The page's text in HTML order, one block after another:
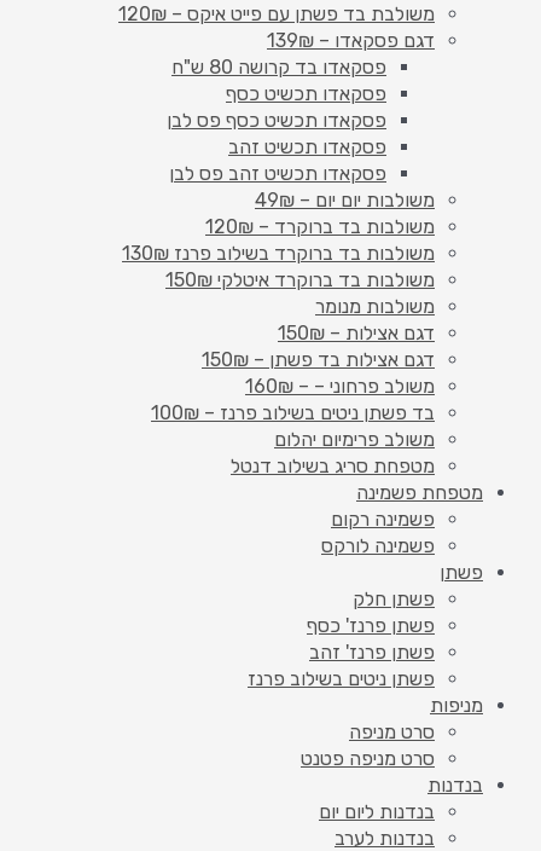
משולבת בד פשתן עם פייט איקס – 120₪
דגם פסקאדו – 139₪
פסקאדו בד קרושה 80 ש"ח
פסקאדו תכשיט כסף
פסקאדו תכשיט כסף פס לבן
פסקאדו תכשיט זהב
פסקאדו תכשיט זהב פס לבן
משולבות יום יום – 49₪
משולבות בד ברוקרד – 120₪
משולבות בד ברוקרד בשילוב פרנז 130₪
משולבות בד ברוקרד איטלקי 150₪
משולבות מנומר
דגם אצילות – 150₪
דגם אצילות בד פשתן – 150₪
משולב פרחוני – – 160₪
בד פשתן ניטים בשילוב פרנז – 100₪
משולב פרימיום יהלום
מטפחת סריג בשילוב דנטל
מטפחת פשמינה
פשמינה רקום
פשמינה לורקס
פשתן
פשתן חלק
פשתן פרנז' כסף
פשתן פרנז' זהב
פשתן ניטים בשילוב פרנז
מניפות
סרט מניפה
סרט מניפה פטנט
בנדנות
בנדנות ליום יום
בנדנות לערב